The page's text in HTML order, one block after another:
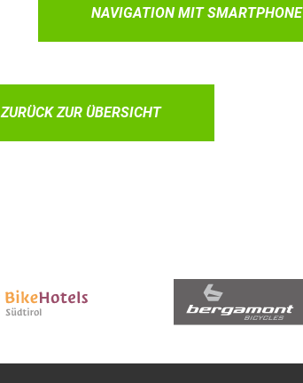
NAVIGATION MIT SMARTPHONE
ZURÜCK ZUR ÜBERSICHT